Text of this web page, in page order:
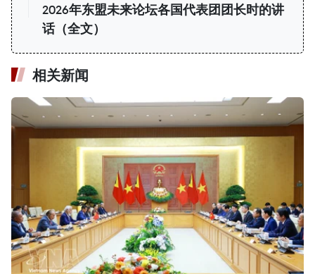
2026年东盟未来论坛各国代表团团长时的讲
话（全文）
相关新闻